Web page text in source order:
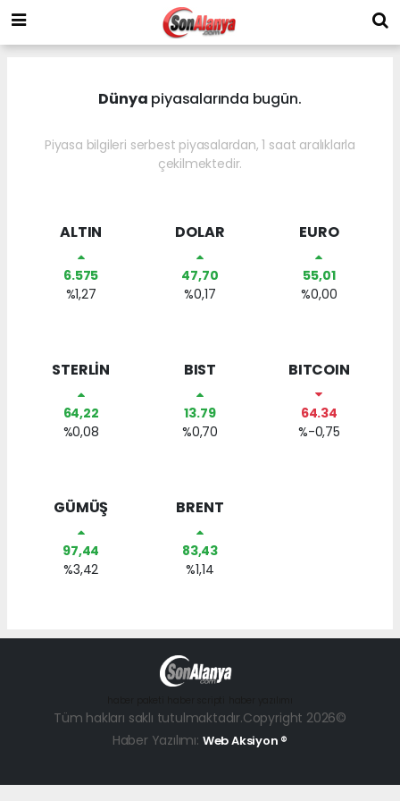
Dünya piyasalarında bugün.
Piyasa bilgileri serbest piyasalardan, 1 saat aralıklarla
çekilmektedir.
ALTIN
6.575
%1,27
DOLAR
47,70
%0,17
EURO
55,01
%0,00
STERLİN
64,22
%0,08
BIST
13.79
%0,70
BITCOIN
64.34
%-0,75
GÜMÜŞ
97,44
%3,42
BRENT
83,43
%1,14
Tüm hakları saklı tutulmaktadır.Copyright 2026©
Haber Yazılımı: Web Aksiyon ®